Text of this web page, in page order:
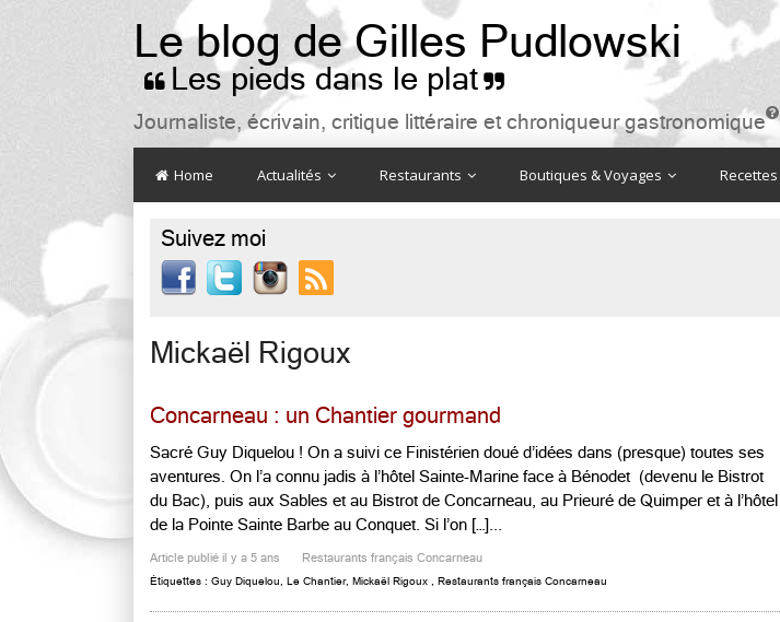
Le blog de Gilles Pudlowski
 Les pieds dans le plat 
Journaliste, écrivain, critique littéraire et chroniqueur gastronomique

Home Actualités Restaurants Boutiques & Voyages Recettes
Suivez moi

Mickaël Rigoux
Concarneau : un Chantier gourmand
Sacré Guy Diquelou ! On a suivi ce Finistérien doué d’idées dans (presque) toutes ses
aventures. On l’a connu jadis à l’hôtel Sainte-Marine face à Bénodet (devenu le Bistrot
du Bac), puis aux Sables et au Bistrot de Concarneau, au Prieuré de Quimper et à l’hôtel
de la Pointe Sainte Barbe au Conquet. Si l’on […]...
Article publié il y a 5 ans Restaurants français Concarneau
Étiquettes : Guy Diquelou Le Chantier, Mickaël Rigoux Restaurants français Concarneau